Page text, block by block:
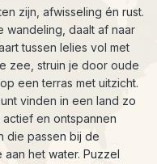
zijn, afwisseling én rust.
daalt af naar
tussen lelies vol met
zee, struin je door oude
een terras met uitzicht.
vinden in een land zo
en ontspannen
die passen bij de
het water. Puzzel